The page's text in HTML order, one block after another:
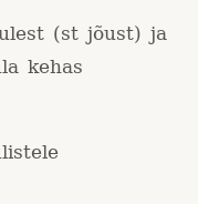
(st jõust) ja
kehas